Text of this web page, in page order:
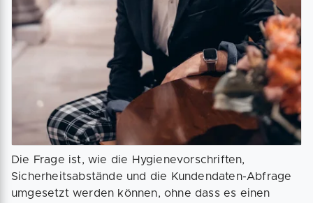
Die Frage ist, wie die Hygienevorschriften,
Sicherheitsabstände und die Kundendaten-Abfrage
umgesetzt werden können, ohne dass es einen